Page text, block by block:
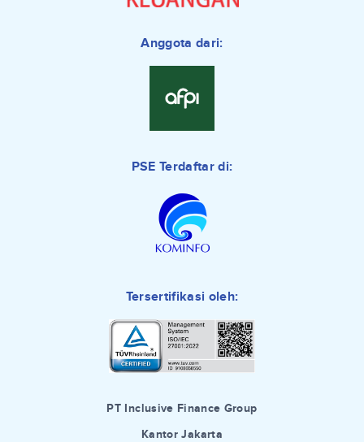
Anggota dari:
PSE Terdaftar di:
Tersertifikasi oleh:
PT Inclusive Finance Group
Kantor Jakarta